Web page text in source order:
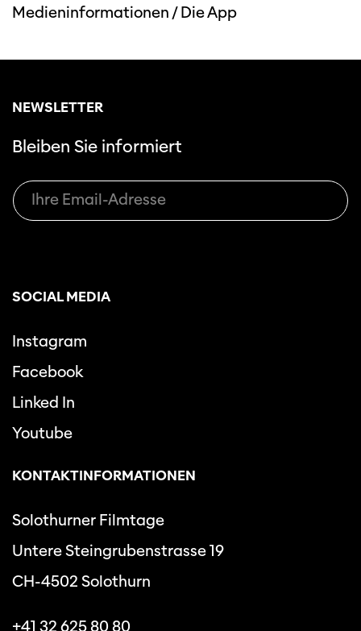
Diese Seite wird mit Internet Explorer
Medieninformationen /Die App
NEWSLETTER
Bleiben Sie informiert
SOCIAL MEDIA
Instagram
Facebook
Linked In
Youtube
KONTAKTINFORMATIONEN
Solothurner Filmtage
Untere Steingrubenstrasse 19
CH-4502 Solothurn
+41 32 625 80 80